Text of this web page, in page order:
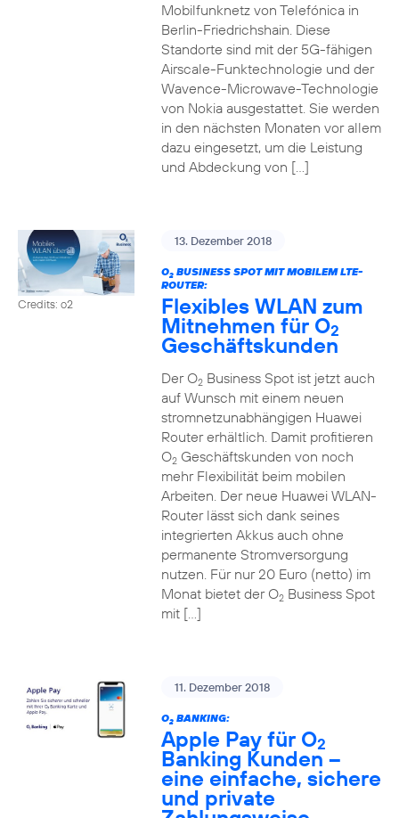
Mobilfunknetz von Telefónica in
Berlin-Friedrichshain. Diese
Standorte sind mit der 5G-fähigen
Airscale-Funktechnologie und der
Wavence-Microwave-Technologie
von Nokia ausgestattet. Sie werden
in den nächsten Monaten vor allem
dazu eingesetzt, um die Leistung
und Abdeckung von […]
Credits: o2
13. Dezember 2018
O2BUSINESS SPOT MIT MOBILEM LTE-
ROUTER:
Flexibles WLAN zum
Mitnehmen für O2
Geschäftskunden
Der O2Business Spot ist jetzt auch
auf Wunsch mit einem neuen
stromnetzunabhängigen Huawei
Router erhältlich. Damit profitieren
O2Geschäftskunden von noch
mehr Flexibilität beim mobilen
Arbeiten. Der neue Huawei WLAN-
Router lässt sich dank seines
integrierten Akkus auch ohne
permanente Stromversorgung
nutzen. Für nur 20 Euro (netto) im
Monat bietet der O2Business Spot
mit […]
11. Dezember 2018
O2BANKING:
Apple Pay für O2
Banking Kunden –
eine einfache, sichere
und private